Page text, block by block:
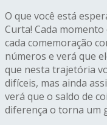
O que você está
Curta! Cada momento
cada comemoração
números e verá que
que nesta trajetória
difíceis, mas ainda
verá que o saldo de
diferença o torna um